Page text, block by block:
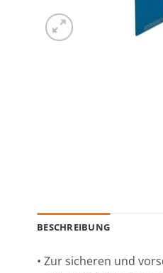
BESCHREIBUNG
• Zur sicheren und